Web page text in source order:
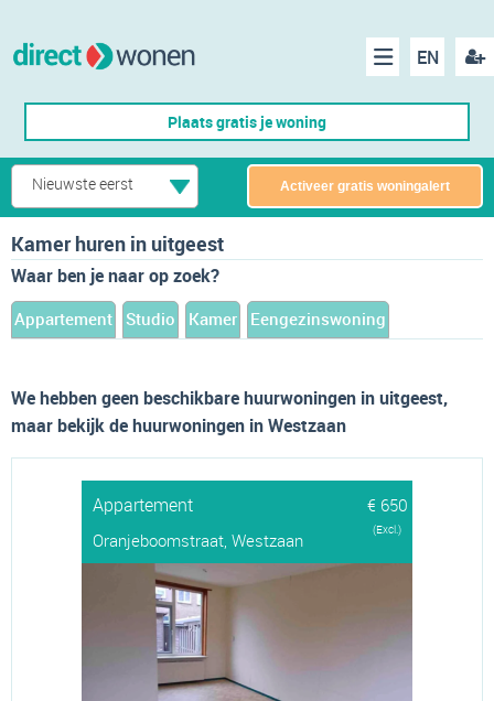
EN
Menu
Plaats gratis je woning
Nieuwste eerst Activeer gratis woningalert
Kamer huren in uitgeest
Waar ben je naar op zoek?
Appartement Studio Kamer Eengezinswoning
We hebben geen beschikbare huurwoningen in uitgeest,
maar bekijk de huurwoningen in Westzaan
Appartement
€ 650
Oranjeboomstraat, Westzaan
(Excl.)